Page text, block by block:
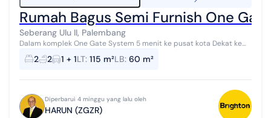
Rumah Bagus Semi Furnish One
Seberang Ulu II, Palembang
Dalam komplek One Gate System 5 menit ke pusat kota Dekat ke
JM Plaju Supermarket Kantor PERTAMINA RS Pertamina Plaju
Universitas Muhammadiyah P...
2 2 1 + 1LT: 115 m²LB: 60 m²
Diperbarui 4 minggu yang lalu oleh
HARUN (ZGZR)